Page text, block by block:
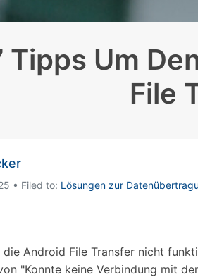
Systemreparatur
Android-
iOS-Systemreparatur
-Sicherung
alter Smartphones
Tipps Um
File
• Filed to: Lösungen zur
die Android File Transfer nicht
"Konnte keine Verbindung mit